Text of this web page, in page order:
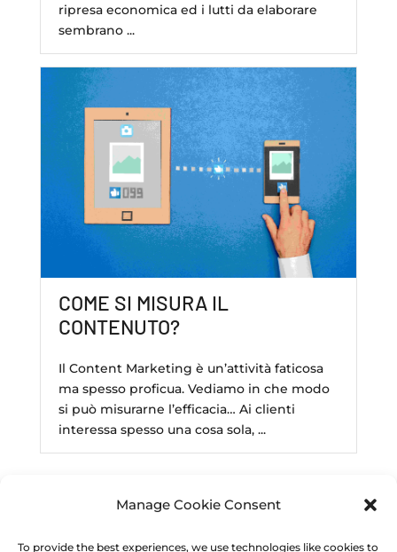
Manage Cookie Consent
To provide the best experiences, we use technologies like cookies to
ripresa economica ed i lutti da elaborare
sembrano ...
COME SI MISURA IL
CONTENUTO?
Il Content Marketing è un’attività faticosa
ma spesso proficua. Vediamo in che modo
si può misurarne l’efficacia… Ai clienti
interessa spesso una cosa sola, ...